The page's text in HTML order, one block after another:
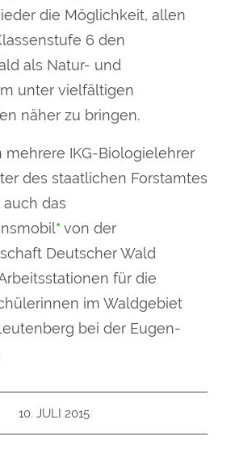
die Möglichkeit, allen
6 den
als Natur- und
unter vielfältigen
näher zu bringen.
mehrere IKG-Biologielehrer
des staatlichen Forstamtes
das
*von der
Deutscher Wald
für die
im Waldgebiet
bei der Eugen-
10. JULI 2015